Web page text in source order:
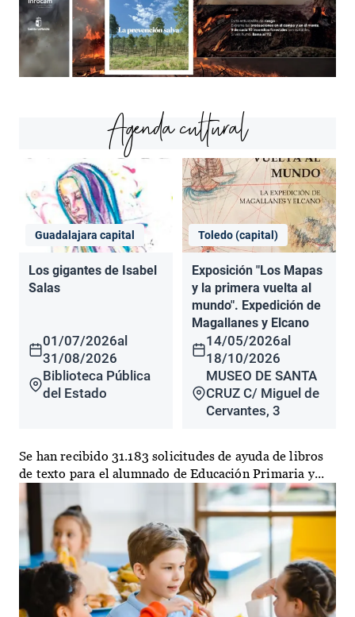
Agenda cultural
Guadalajara capital
Los gigantes de Isabel
Salas
01/07/2026al
31/08/2026
Biblioteca Pública
del Estado
Toledo (capital)
Exposición "Los Mapas
y la primera vuelta al
mundo". Expedición de
Magallanes y Elcano
14/05/2026al
18/10/2026
MUSEO DE SANTA
CRUZ C/ Miguel de
Cervantes, 3
Se han recibido 31.183 solicitudes de ayuda de libros
de texto para el alumnado de Educación Primaria y...